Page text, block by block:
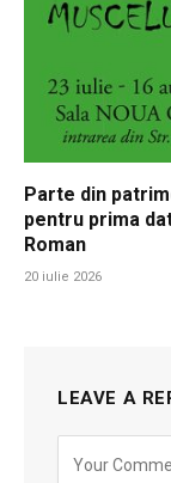
Parte din
pentru prima
Roman
20 iulie 2026
LEAVE A